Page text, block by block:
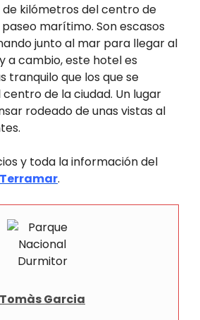
de kilómetros del centro de
marítimo. Son escasos
junto al mar para llegar al
a cambio, este hotel es
tranquilo que los que se
de la ciudad. Un lugar
rodeado de unas vistas al
y toda la información del
Terramar.
Tomàs Garcia